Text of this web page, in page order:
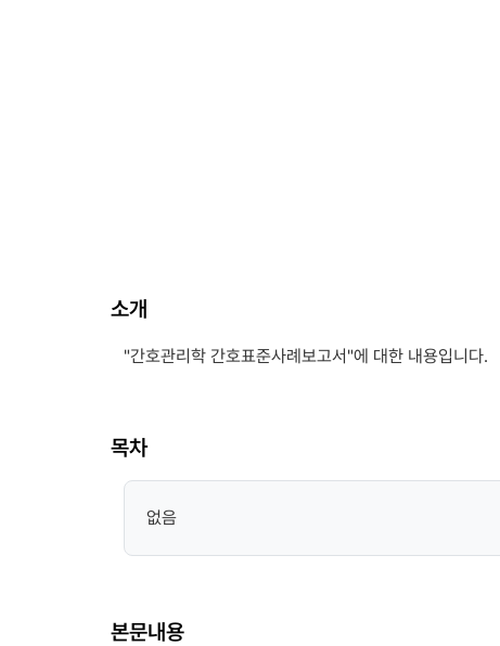
소개
"간호관리학 간호표준사례보고서"에 대한 내용입니다.
목차
없음
본문내용